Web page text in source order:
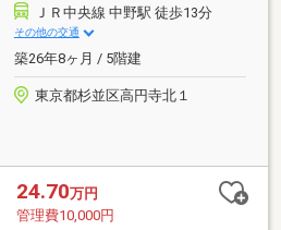
ＪＲ中央線 中野駅 徒歩13分
その他の交通
築26年8ヶ月 / 5階建
東京都杉並区高円寺北１
24.70万円
管理費10,000円